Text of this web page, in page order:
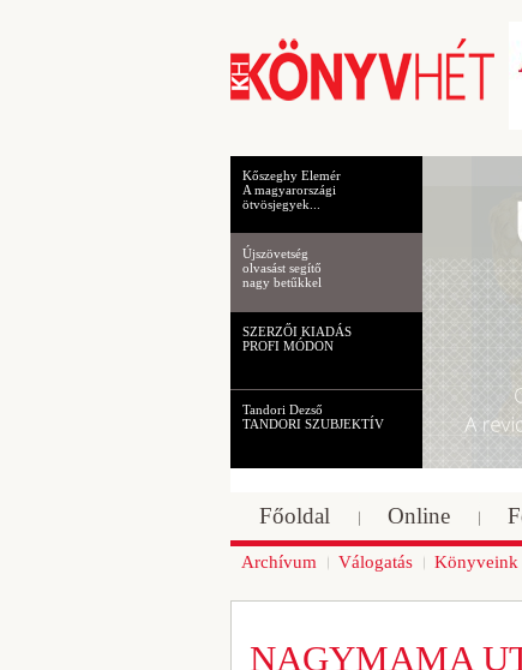
Kőszeghy Elemér
A magyarországi
ötvösjegyek...
Újszövetség
olvasást segítő
nagy betűkkel
SZERZŐI KIADÁS
PROFI MÓDON
Tandori Dezső
TANDORI SZUBJEKTÍV
Főoldal Online
Archívum Válogatás Könyveink
NAGYMAMA